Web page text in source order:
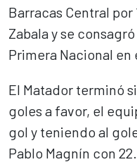
Barracas Central por
Zabala y se
Primera Nacional en
El Matador terminó
goles a favor, el
gol y teniendo al
Pablo Magnín con 22.